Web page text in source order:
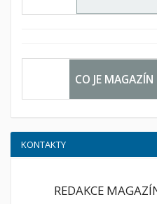
CO JE
KONTAKTY
REDAKCE